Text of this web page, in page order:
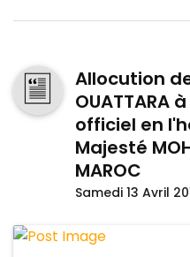
Allocution
OUATTARA
officiel en
Majesté
MAROC
Samedi 13 Avril